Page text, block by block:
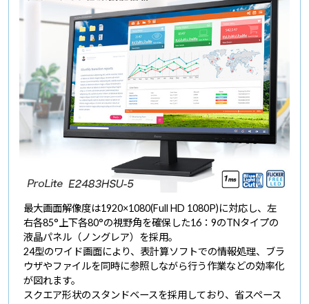
最大画面解像度は1920×1080(Full HD 1080P)に対応し、左
右各85°上下各80°の視野角を確保した16：9のTNタイプの
液晶パネル（ノングレア）を採用。
24型のワイド画面により、表計算ソフトでの情報処理、ブラ
ウザやファイルを同時に参照しながら行う作業などの効率化
が図れます。
スクエア形状のスタンドベースを採用しており、省スペース